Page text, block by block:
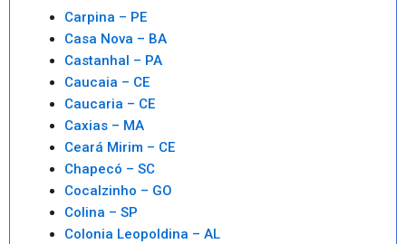
Carpina – PE
Casa Nova – BA
Castanhal – PA
Caucaia – CE
Caucaria – CE
Caxias – MA
Ceará Mirim – CE
Chapecó – SC
Cocalzinho – GO
Colina – SP
Colonia Leopoldina – AL